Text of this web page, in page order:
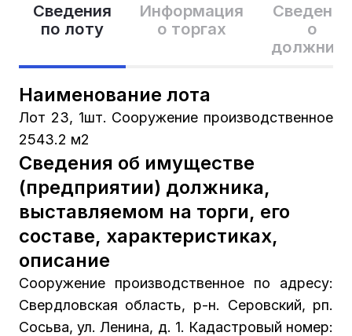
Сведения
по лоту
Информация
о торгах
Сведения
о
Наименование лота
Лот 23, 1шт. Сооружение производственное
2543.2 м2
Сведения об имуществе
(предприятии) должника,
выставляемом на торги, его
составе, характеристиках,
описание
Сооружение производственное по адресу:
Свердловская область, р-н. Серовский, рп.
Сосьва, ул. Ленина, д. 1. Кадастровый номер: